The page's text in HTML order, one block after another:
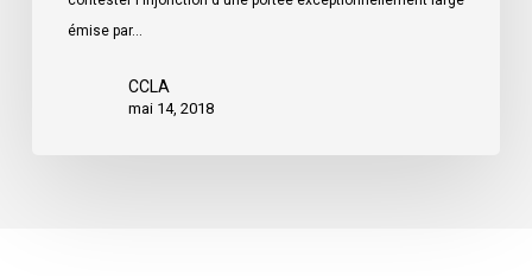
émise par…
CCLA
mai 14, 2018